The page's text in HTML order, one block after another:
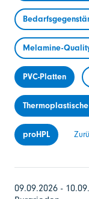
Melamine-
PVC-Platten
proHPL
09.09.2026 -